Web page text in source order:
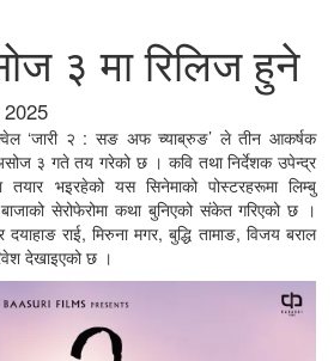
३ मा रिलिज हुने
‘जारी २ : सङ अफ च्याब्रुङ’ ले तीन आकर्षक
३ गते तय गरेको छ । कवि तथा निर्देशक उपेन्द्र
तयार भइरहेको यस सिनेमाको पोस्टरहरूमा लिम्बु
सेरोफेरोमा कथा बुनिएको संकेत गरिएको छ ।
राई, मिरुना मगर, बुद्धि तामाङ, विजय बराल
देखाइएको छ ।